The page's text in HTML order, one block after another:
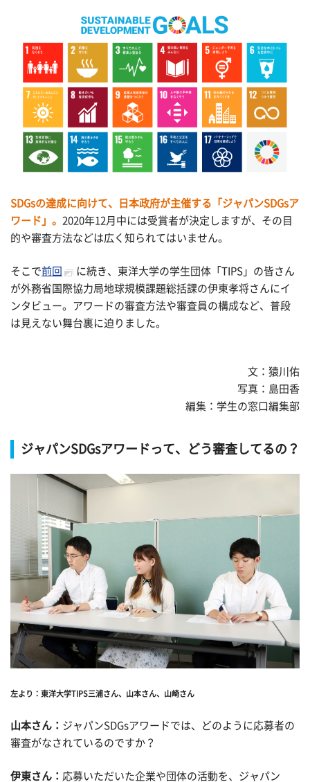
SDGsの達成に向けて、日本政府が主催する「ジャパンSDGsア
ワード」。 2020年12月中には受賞者が決定しますが、その目
的や審査方法などは広く知られてはいません。
そこで前回
に続き、東洋大学の学生団体「TIPS」の皆さん
が外務省国際協力局地球規模課題総括課の伊東孝将さんにイ
ンタビュー。アワードの審査方法や審査員の構成など、普段
は見えない舞台裏に迫りました。
文：猿川佑
写真：島田香
編集：学生の窓口編集部
ジャパンSDGsアワードって、どう審査してるの？
左より：東洋大学TIPS三浦さん、山本さん、山崎さん
山本さん： ジャパンSDGsアワードでは、どのように応募者の
審査がなされているのですか？
伊東さん： 応募いただいた企業や団体の活動を、ジャパン